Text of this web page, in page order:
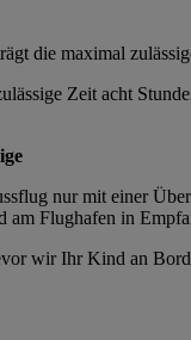
die maximal
Zeit acht
nur mit einer
am Flughafen in
wir Ihr Kind an